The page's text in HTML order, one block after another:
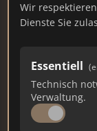
Wir
Dienste Sie
Essentiell
Technisch
Verwaltung.
BAYERN 44.522
75